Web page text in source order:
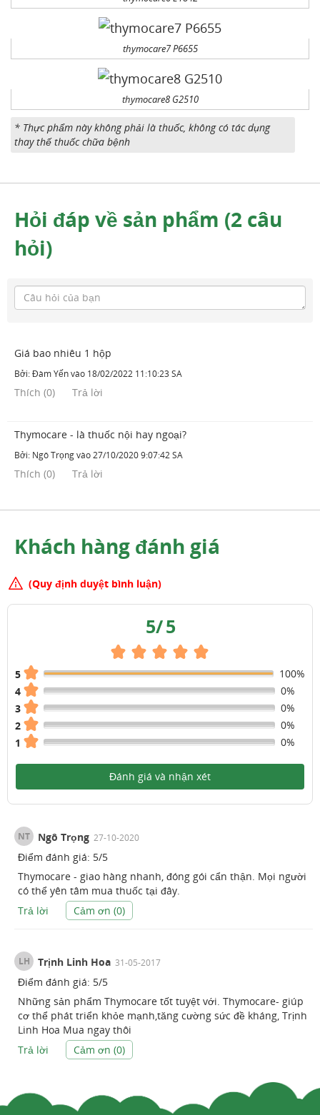
thymocare7 P6655
thymocare8 G2510
* Thực phẩm này không phải là thuốc, không có tác dụng
thay thế thuốc chữa bệnh
Hỏi đáp về sản phẩm (2 câu
hỏi)
Giá bao nhiêu 1 hộp
Bởi:Đàm Yếnvào 18/02/2022 11:10:23 SA
Thích (0) Trả lời
Thymocare - là thuốc nội hay ngoại?
Bởi: Ngô Trọngvào27/10/2020 9:07:42 SA
Thích (0) Trả lời
Khách hàng đánh giá
(Quy định duyệt bình luận)
5/5
5
100%
4
0%
3
0%
2
0%
1
0%
Đánh giá và nhận xét
NT Ngô Trọng 27-10-2020
Điểm đánh giá: 5/5
Thymocare - giao hàng nhanh, đóng gói cẩn thận. Mọi người
có thể yên tâm mua thuốc tại đây.
Trả lời
Cảm ơn (0)
LH Trịnh Linh Hoa 31-05-2017
Điểm đánh giá: 5/5
Những sản phẩm Thymocare tốt tuyệt với. Thymocare- giúp
cơ thể phát triển khỏe mạnh,tăng cường sức đề kháng, Trịnh
Linh Hoa Mua ngay thôi
Trả lời
Cảm ơn (0)